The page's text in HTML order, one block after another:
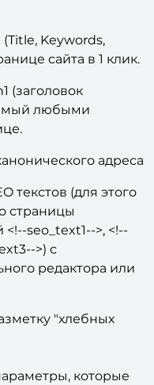
Keywords,
сайта в 1 клик.
(заголовок
любыми
адреса
текстов (для этого
страницы
seo_text1-->, <!--
>) с
редактора или
"хлебных
которые